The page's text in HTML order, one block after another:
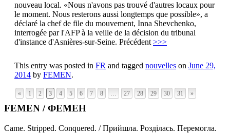
nouveau local. «Nous n'avons pas trouvé d'autres locaux pour
le moment. Nous resterons aussi longtemps que possible», a
déclaré la chef de file du mouvement, Inna Shevchenko,
interrogée par l'AFP à la veille de la décision du tribunal
d'instance d'Asnières-sur-Seine. Précédent >>>
This entry was posted in FR and tagged nouvelles on June 29,
2014 by FEMEN.
« 1 2 3 4 5 6 7 8 … 27 28 29 30 31 »
FEMEN / ФЕМЕН
Came. Stripped. Conquered. / Прийшла. Розділась. Перемогла.